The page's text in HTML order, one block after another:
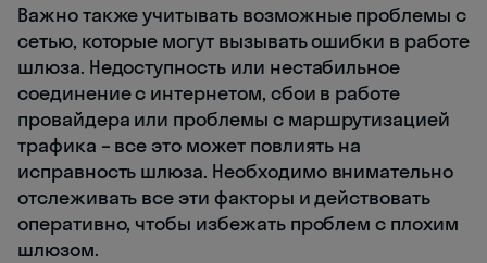
Важно также учитывать возможные проблемы с
сетью, которые могут вызывать ошибки в работе
шлюза. Недоступность или нестабильное
соединение с интернетом, сбои в работе
провайдера или проблемы с маршрутизацией
трафика – все это может повлиять на
исправность шлюза. Необходимо внимательно
отслеживать все эти факторы и действовать
оперативно, чтобы избежать проблем с плохим
шлюзом.